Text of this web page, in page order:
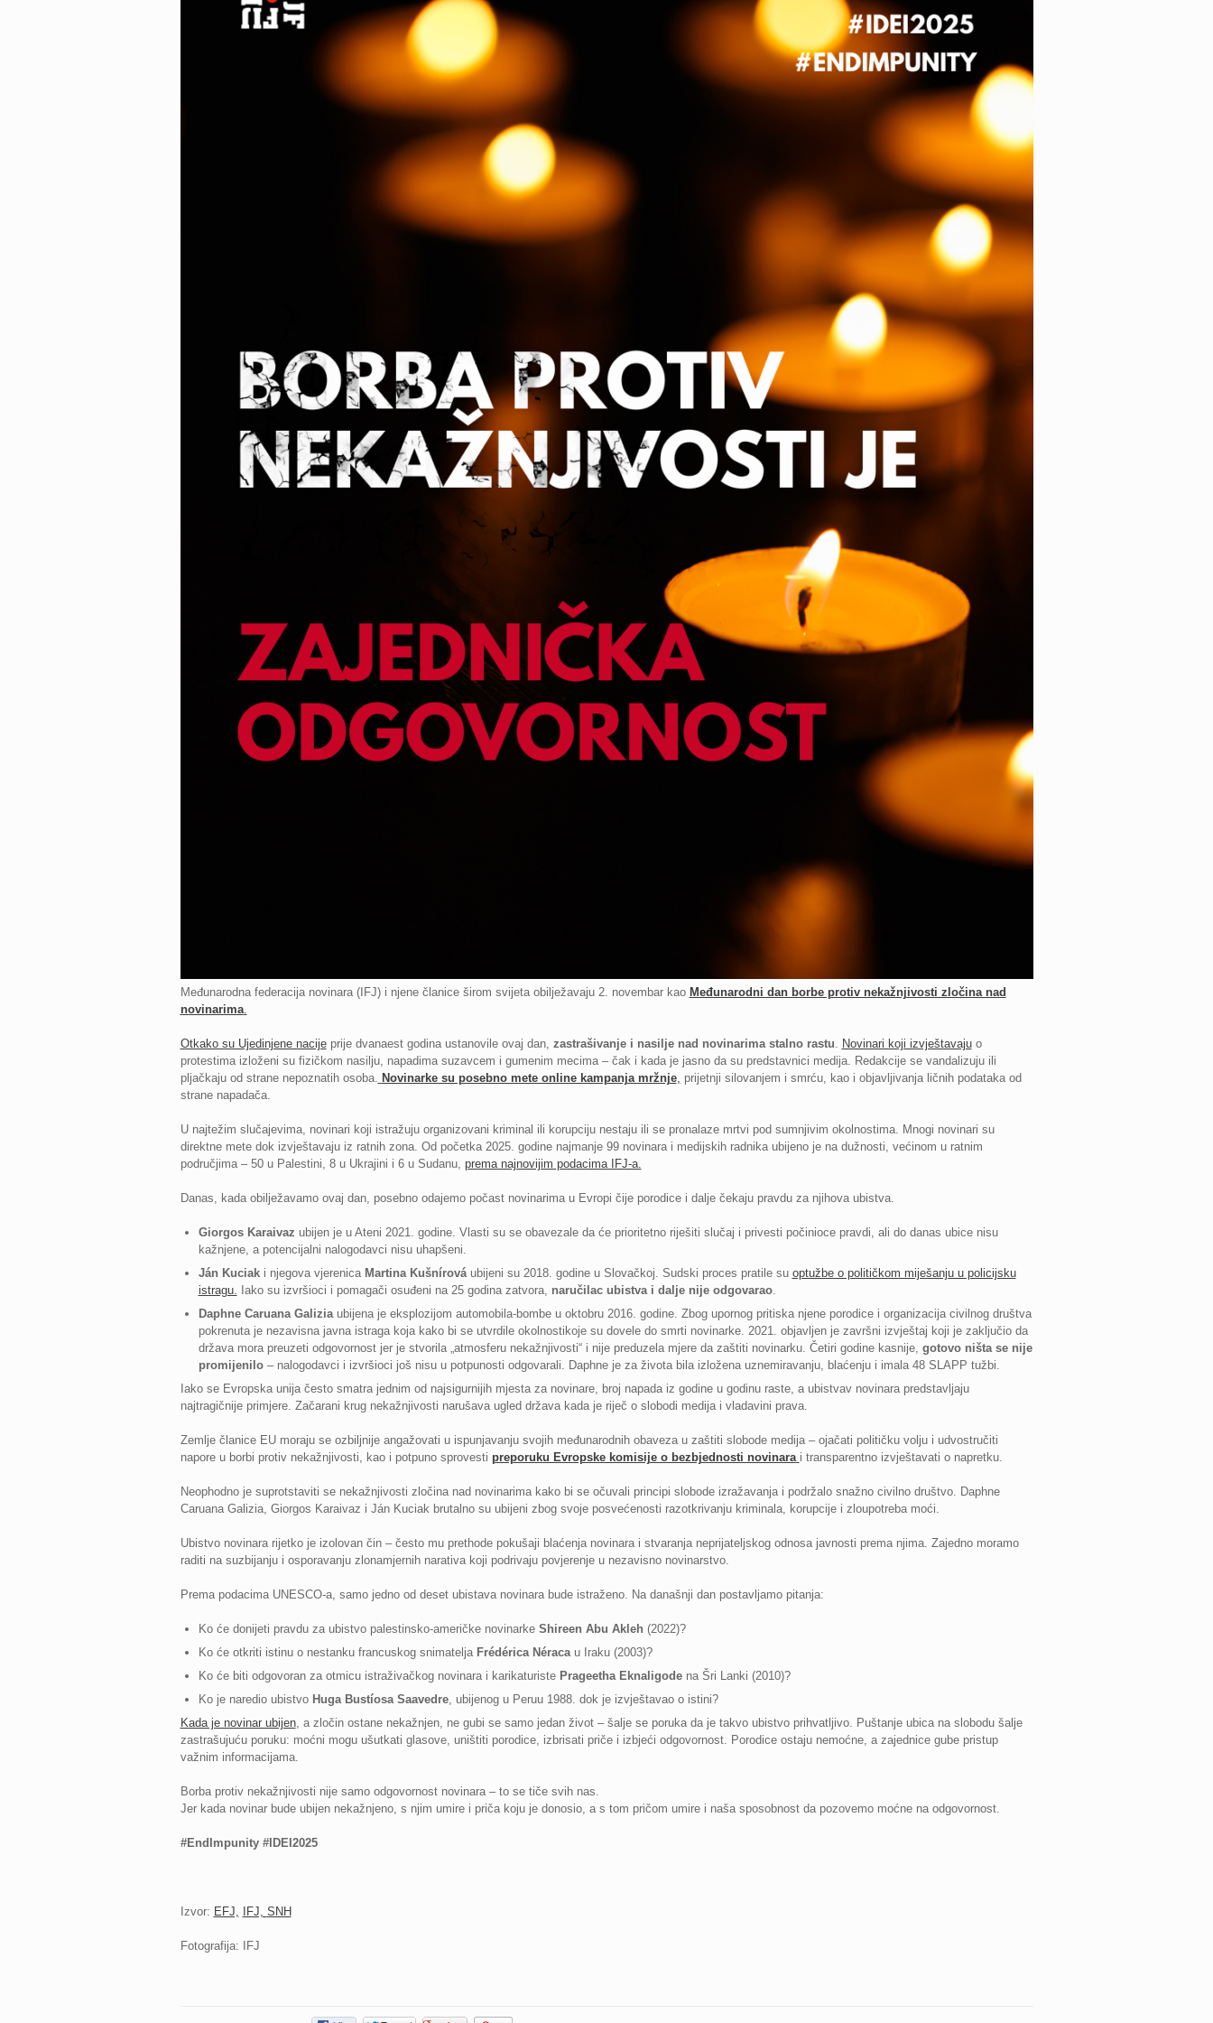
Međunarodna federacija novinara (IFJ) i njene članice širom svijeta obilježavaju 2. novembar kao Međunarodni dan borbe protiv nekažnjivosti zločina nad
novinarima.
Otkako su Ujedinjene nacijeprije dvanaest godina ustanovile ovaj dan, zastrašivanje i nasilje nad novinarima stalno rastu. Novinari koji izvještavajuo
protestima izloženi su fizičkom nasilju, napadima suzavcem i gumenim mecima – čak i kada je jasno da su predstavnici medija. Redakcije se vandalizuju ili
pljačkaju od strane nepoznatih osoba. Novinarke su posebno mete online kampanja mržnje, prijetnji silovanjem i smrću, kao i objavljivanja ličnih podataka od
strane napadača.
U najtežim slučajevima, novinari koji istražuju organizovani kriminal ili korupciju nestaju ili se pronalaze mrtvi pod sumnjivim okolnostima. Mnogi novinari su
direktne mete dok izvještavaju iz ratnih zona. Od početka 2025. godine najmanje 99 novinara i medijskih radnika ubijeno je na dužnosti, većinom u ratnim
područjima – 50 u Palestini, 8 u Ukrajini i 6 u Sudanu, prema najnovijim podacima IFJ-a.
Danas, kada obilježavamo ovaj dan, posebno odajemo počast novinarima u Evropi čije porodice i dalje čekaju pravdu za njihova ubistva.
Giorgos Karaivaz ubijen je u Ateni 2021. godine. Vlasti su se obavezale da će prioritetno riješiti slučaj i privesti počinioce pravdi, ali do danas ubice nisu
kažnjene, a potencijalni nalogodavci nisu uhapšeni.
Ján Kuciaki njegova vjerenica Martina Kušnírováubijeni su 2018. godine u Slovačkoj. Sudski proces pratile su optužbe o političkom miješanju u policijsku
istragu. Iako su izvršioci i pomagači osuđeni na 25 godina zatvora, naručilac ubistva i dalje nije odgovarao.
Daphne Caruana Galiziaubijena je eksplozijom automobila-bombe u oktobru 2016. godine. Zbog upornog pritiska njene porodice i organizacija civilnog društva
pokrenuta je nezavisna javna istraga koja kako bi se utvrdile okolnostikoje su dovele do smrti novinarke. 2021. objavljen je završni izvještaj koji je zaključio da
država mora preuzeti odgovornost jer je stvorila „atmosferu nekažnjivosti“ i nije preduzela mjere da zaštiti novinarku. Četiri godine kasnije, gotovo ništa se nije
promijenilo– nalogodavci i izvršioci još nisu u potpunosti odgovarali. Daphne je za života bila izložena uznemiravanju, blaćenju i imala 48 SLAPP tužbi.
Iako se Evropska unija često smatra jednim od najsigurnijih mjesta za novinare, broj napada iz godine u godinu raste, a ubistvav novinara predstavljaju
najtragičnije primjere. Začarani krug nekažnjivosti narušava ugled država kada je riječ o slobodi medija i vladavini prava.
Zemlje članice EU moraju se ozbiljnije angažovati u ispunjavanju svojih međunarodnih obaveza u zaštiti slobode medija – ojačati političku volju i udvostručiti
napore u borbi protiv nekažnjivosti, kao i potpuno sprovesti preporuku Evropske komisije o bezbjednosti novinara i transparentno izvještavati o napretku.
Neophodno je suprotstaviti se nekažnjivosti zločina nad novinarima kako bi se očuvali principi slobode izražavanja i podržalo snažno civilno društvo. Daphne
Caruana Galizia, Giorgos Karaivaz i Ján Kuciak brutalno su ubijeni zbog svoje posvećenosti razotkrivanju kriminala, korupcije i zloupotreba moći.
Ubistvo novinara rijetko je izolovan čin – često mu prethode pokušaji blaćenja novinara i stvaranja neprijateljskog odnosa javnosti prema njima. Zajedno moramo
raditi na suzbijanju i osporavanju zlonamjernih narativa koji podrivaju povjerenje u nezavisno novinarstvo.
Prema podacima UNESCO-a, samo jedno od deset ubistava novinara bude istraženo. Na današnji dan postavljamo pitanja:
Ko će donijeti pravdu za ubistvo palestinsko-američke novinarke Shireen Abu Akleh (2022)?
Ko će otkriti istinu o nestanku francuskog snimatelja Frédérica Néracau Iraku (2003)?
Ko će biti odgovoran za otmicu istraživačkog novinara i karikaturiste Prageetha Eknaligodena Šri Lanki (2010)?
Ko je naredio ubistvo Huga Bustíosa Saavedre, ubijenog u Peruu 1988. dok je izvještavao o istini?
Kada je novinar ubijen, a zločin ostane nekažnjen, ne gubi se samo jedan život – šalje se poruka da je takvo ubistvo prihvatljivo. Puštanje ubica na slobodu šalje
zastrašujuću poruku: moćni mogu ušutkati glasove, uništiti porodice, izbrisati priče i izbjeći odgovornost. Porodice ostaju nemoćne, a zajednice gube pristup
važnim informacijama.
Borba protiv nekažnjivosti nije samo odgovornost novinara – to se tiče svih nas.
Jer kada novinar bude ubijen nekažnjeno, s njim umire i priča koju je donosio, a s tom pričom umire i naša sposobnost da pozovemo moćne na odgovornost.
#EndImpunity #IDEI2025
Izvor: EFJ, IFJ, SNH
Fotografija: IFJ